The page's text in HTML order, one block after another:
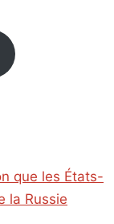
que les États-
la Russie